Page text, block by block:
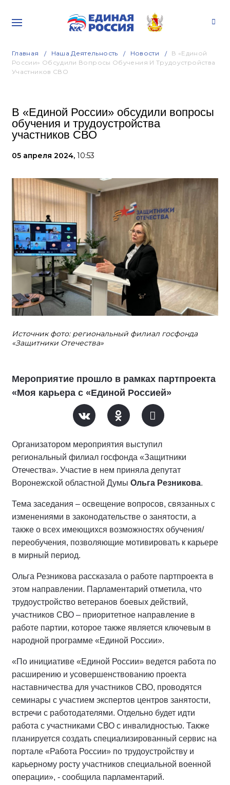
Главная Наша Деятельность Новости
В «Единой
России» Обсудили Вопросы Обучения И Трудоустройства
Участников СВО
В «Единой России» обсудили вопросы
обучения и трудоустройства
участников СВО
05 апреля 2024, 10:53
Источник фото: региональный филиал госфонда
«Защитники Отечества»
Мероприятие прошло в рамках партпроекта
«Моя карьера с «Единой Россией»
Организатором мероприятия выступил
региональный филиал госфонда «Защитники
Отечества». Участие в нем приняла депутат
Воронежской областной Думы Ольга Резникова.
Тема заседания – освещение вопросов, связанных с
изменениями в законодательстве о занятости, а
также о всех имеющихся возможностях обучения/
переобучения, позволяющие мотивировать к карьере
в мирный период.
Ольга Резникова рассказала о работе партпроекта в
этом направлении. Парламентарий отметила, что
трудоустройство ветеранов боевых действий,
участников СВО – приоритетное направление в
работе партии, которое также является ключевым в
народной программе «Единой России».
«По инициативе «Единой России» ведется работа по
расширению и усовершенствованию проекта
наставничества для участников СВО, проводятся
семинары с участием экспертов центров занятости,
встречи с работодателями. Отдельно будет идти
работа с участниками СВО с инвалидностью. Также
планируется создать специализированный сервис на
портале «Работа России» по трудоустройству и
карьерному росту участников специальной военной
операции», - сообщила парламентарий.